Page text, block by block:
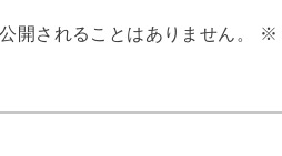
開されることはありません。 ※